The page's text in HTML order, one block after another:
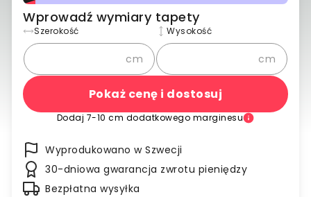
Wprowadź wymiary tapety
Szerokość
cm
Wysokość
cm
Pokaż cenę i dostosuj
Dodaj 7-10 cm dodatkowego marginesu
Wyprodukowano w Szwecji
30-dniowa gwarancja zwrotu pieniędzy
Bezpłatna wysyłka